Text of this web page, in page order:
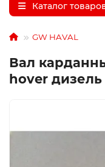
Каталог
GW HAVAL
Вал
hover дизель